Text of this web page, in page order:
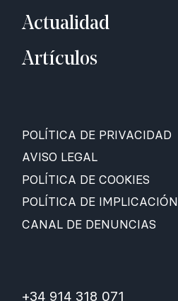
Actualidad
Artículos
POLÍTICA DE PRIVACIDAD
AVISO LEGAL
POLÍTICA DE COOKIES
POLÍTICA DE IMPLICACIÓN
CANAL DE DENUNCIAS
+34 914 318 071